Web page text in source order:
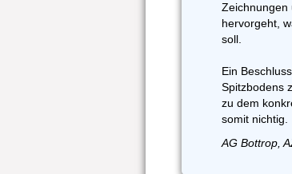
Zeichnungen
hervorgeht,
soll.
Ein
Spitzbodens
zu dem
somit nichtig.
AG Bottrop,